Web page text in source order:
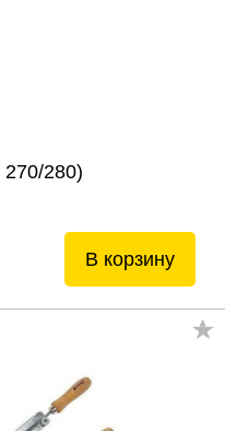
270/280)
В корзину